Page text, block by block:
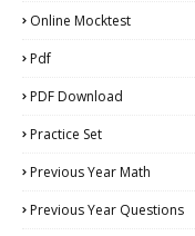
Online Mocktest
Pdf
PDF Download
Practice Set
Previous Year Math
Previous Year Questions